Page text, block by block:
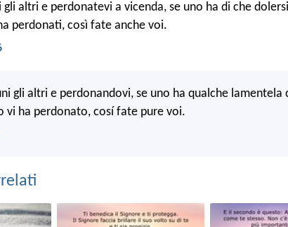
altri e perdonatevi a vicenda, se uno ha di che
perdonati, così fate anche voi.
gli altri e perdonandovi, se uno ha qualche lamentela
vi ha perdonato, cosí fate pure voi.